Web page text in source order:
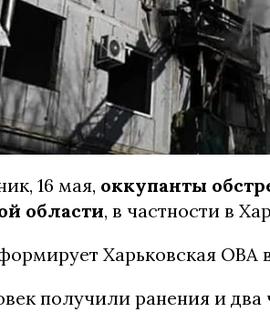
16 мая, оккупанты
области, в частности в
Харьковская ОВА
получили ранения и два